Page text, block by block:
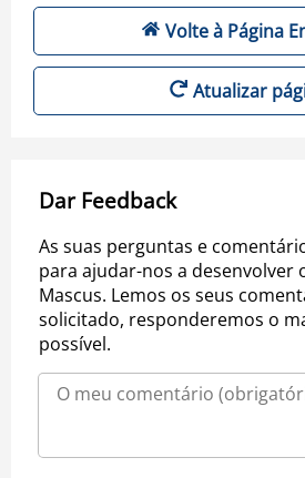
Volte à Página
Atualizar
Dar Feedback
As suas perguntas e
para ajudar-nos a desenvolver
Mascus. Lemos os seus
solicitado, responderemos o
possível.